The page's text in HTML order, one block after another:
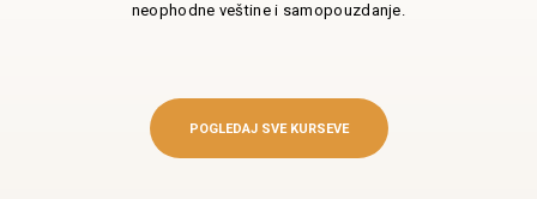
neophodne veštine i samopouzdanje.
POGLEDAJ SVE KURSEVE